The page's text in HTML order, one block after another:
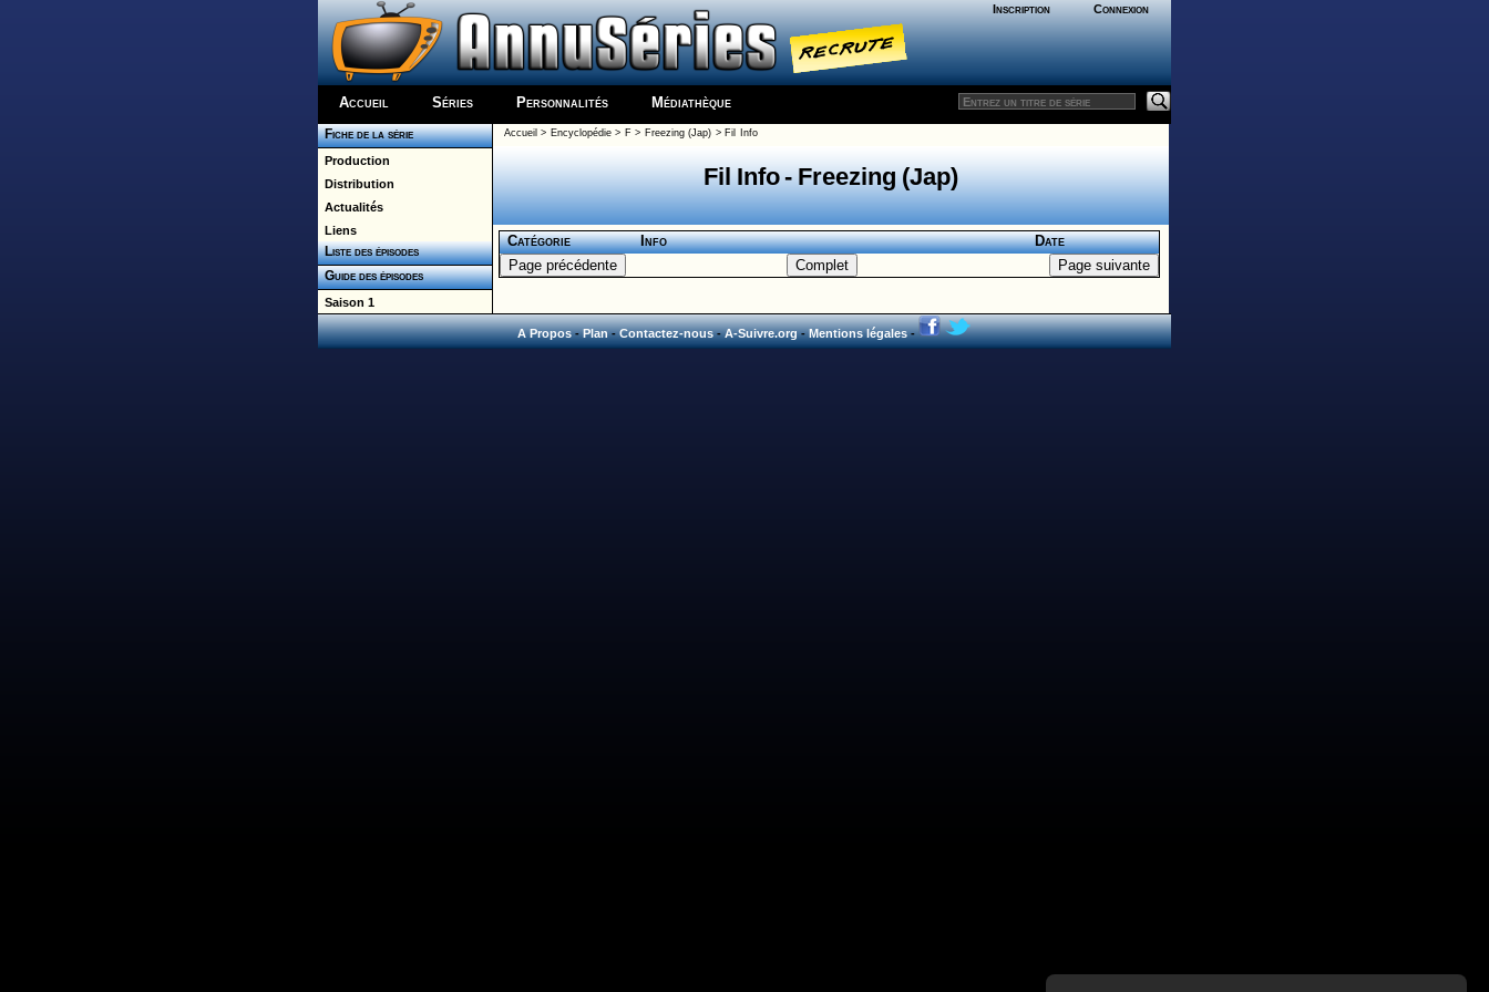
Inscription Connexion
Accueil Séries Personnalités Médiathèque
Fiche de la série
Production
Distribution
Actualités
Liens
Liste des épisodes
Guide des épisodes
Saison 1
Accueil > Encyclopédie> F> Freezing (Jap) > Fil Info
Fil Info - Freezing (Jap)
Catégorie Info Date
A Propos-Plan-Contactez-nous-A-Suivre.org-Mentions légales-